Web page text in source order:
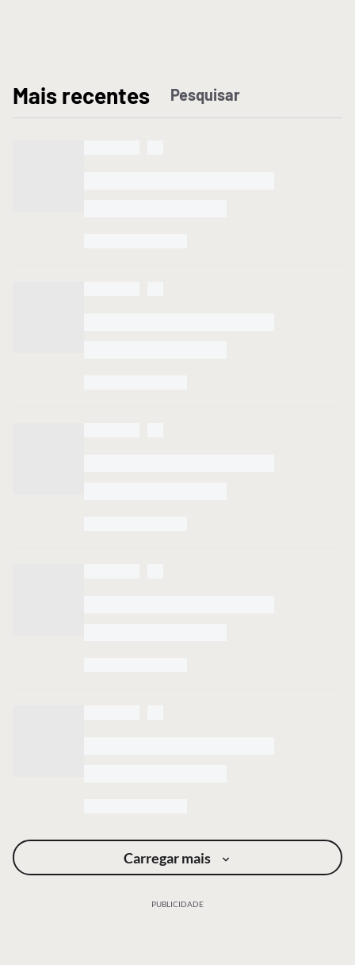
Mais recentes
Carregar mais
PUBLICIDADE